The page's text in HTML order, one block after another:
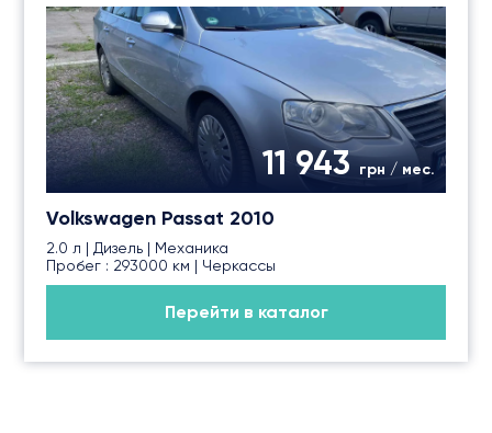
11 943грн / мес.
Volkswagen Passat 2010
2.0 л | Дизель | Механика
Пробег : 293000 км | Черкассы
Перейти в каталог